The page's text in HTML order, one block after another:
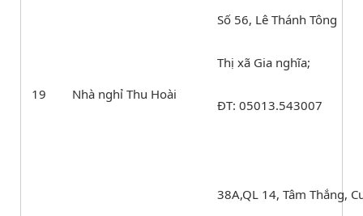
19 Nhà nghỉ Thu Hoài
Số 56, Lê Thánh Tông
Thị xã Gia nghĩa;
ĐT: 05013.543007
38A,QL 14, Tâm Thắng,